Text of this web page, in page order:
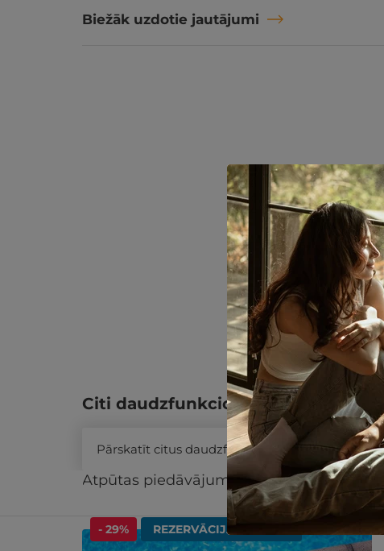
Biežāk uzdotie jautājumi
Atpūtas piedāvājums Apraksts Kontakti
Citi daudzfunkcionālās dāvanu
Pārskatīt citus daudzfunkcionālās dāvanu
Līdzīgi atpūtas piedāvājumi
- 29% REZERVĀCIJA internetā